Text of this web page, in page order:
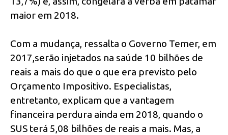
maior em 2018.
Com a mudança, ressalta o Governo Temer, em
2017,serão injetados na saúde 10 bilhões de
reais a mais do que o que era previsto pelo
Orçamento Impositivo. Especialistas,
entretanto, explicam que a vantagem
financeira perdura ainda em 2018, quando o
SUS terá 5,08 bilhões de reais a mais. Mas, a